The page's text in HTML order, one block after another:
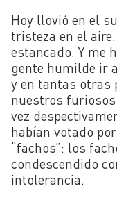
Hoy llovió en el
tristeza en el
estancado. Y me
gente humilde ir
y en tantas otras
nuestros
vez
habían votado
“fachos”: los
condescendido
intolerancia.